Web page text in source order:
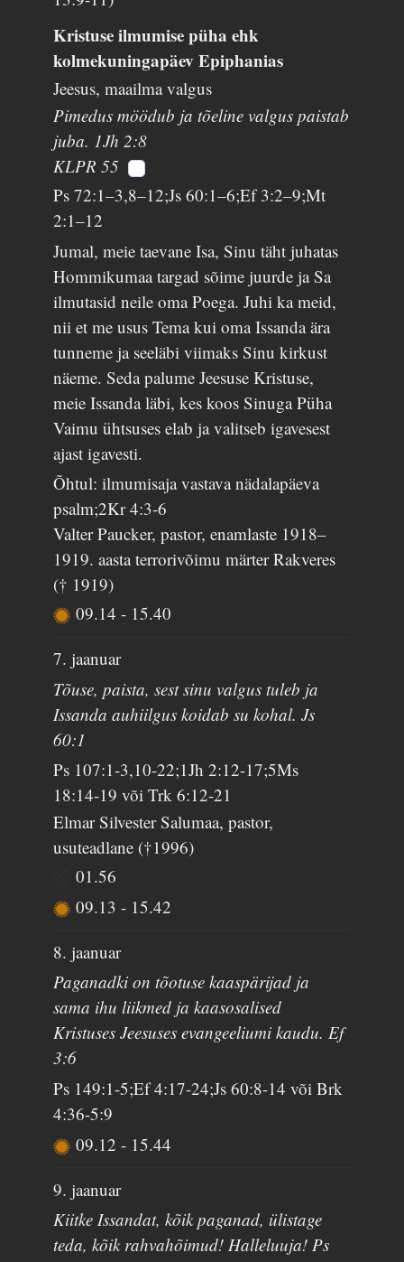
Kristuse ilmumise püha ehk
kolmekuningapäev Epiphanias
Jeesus, maailma valgus
Pimedus möödub ja tõeline valgus paistab
juba. 1Jh 2:8
KLPR 55
Ps 72:1–3,8–12;Js 60:1–6;Ef 3:2–9;Mt
2:1–12
Jumal, meie taevane Isa, Sinu täht juhatas
Hommikumaa targad sõime juurde ja Sa
ilmutasid neile oma Poega. Juhi ka meid,
nii et me usus Tema kui oma Issanda ära
tunneme ja seeläbi viimaks Sinu kirkust
näeme. Seda palume Jeesuse Kristuse,
meie Issanda läbi, kes koos Sinuga Püha
Vaimu ühtsuses elab ja valitseb igavesest
ajast igavesti.
Õhtul: ilmumisaja vastava nädalapäeva
psalm;2Kr 4:3-6
Valter Paucker, pastor, enamlaste 1918–
1919. aasta terrorivõimu märter Rakveres
(† 1919)
09.14- 15.40
7. jaanuar
Tõuse, paista, sest sinu valgus tuleb ja
Issanda auhiilgus koidab su kohal. Js
60:1
Ps 107:1-3,10-22;1Jh 2:12-17;5Ms
18:14-19 või Trk 6:12-21
Elmar Silvester Salumaa, pastor,
usuteadlane (†1996)
01.56
09.13- 15.42
8. jaanuar
Paganadki on tõotuse kaaspärijad ja
sama ihu liikmed ja kaasosalised
Kristuses Jeesuses evangeeliumi kaudu. Ef
3:6
Ps 149:1-5;Ef 4:17-24;Js 60:8-14 või Brk
4:36-5:9
09.12- 15.44
9. jaanuar
Kiitke Issandat, kõik paganad, ülistage
teda, kõik rahvahõimud! Halleluuja! Ps